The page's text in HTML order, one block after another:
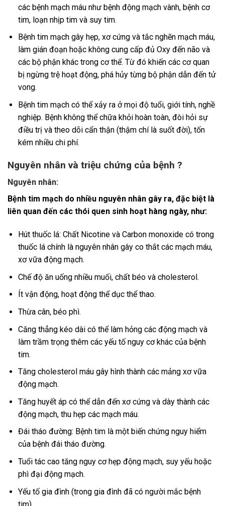
các bệnh mạch máu như bệnh động mạch vành, bệnh cơ
tim, loạn nhịp tim và suy tim.
Bệnh tim mạch gây hẹp, xơ cứng và tắc nghẽn mạch máu,
làm gián đoạn hoặc không cung cấp đủ Oxy đến não và
các bộ phận khác trong cơ thể. Từ đó khiến các cơ quan
bị ngừng trệ hoạt động, phá hủy từng bộ phận dẫn đến tử
vong.
Bệnh tim mạch có thể xảy ra ở mọi độ tuổi, giới tính, nghề
nghiệp. Bệnh không thể chữa khỏi hoàn toàn, đòi hỏi sự
điều trị và theo dõi cẩn thận (thậm chí là suốt đời), tốn
kém nhiều chi phí.
Nguyên nhân và triệu chứng của bệnh ?
Nguyên nhân:
Bệnh tim mạch do nhiều nguyên nhân gây ra, đặc biệt là
liên quan đến các thói quen sinh hoạt hàng ngày, như:
Hút thuốc lá: Chất Nicotine và Carbon monoxide có trong
thuốc lá chính là nguyên nhân gây co thắt các mạch máu,
xơ vữa động mạch.
Chế độ ăn uống nhiều muối, chất béo và cholesterol.
Ít vận động, hoạt động thể dục thể thao.
Thừa cân, béo phì.
Căng thẳng kéo dài có thể làm hỏng các động mạch và
làm trầm trọng thêm các yếu tố nguy cơ khác của bệnh
tim.
Tăng cholesterol máu gây hình thành các mảng xơ vữa
động mạch.
Tăng huyết áp có thể dẫn đến xơ cứng và dày thành các
động mạch, thu hẹp các mạch máu.
Đái tháo đường: Bệnh tim là một biến chứng nguy hiểm
của bệnh đái tháo đường.
Tuổi tác cao tăng nguy cơ hẹp động mạch, suy yếu hoặc
phì đại động mạch.
Yếu tố gia đình (trong gia đình đã có người mắc bệnh
tim).